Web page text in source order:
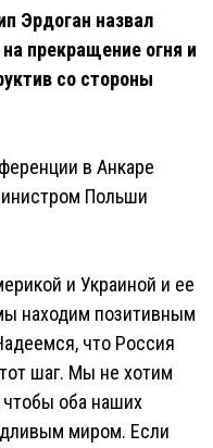
Эрдоган назвал
прекращение огня и
со стороны
в Анкаре
Польши
и Украиной и ее
находим позитивным
что Россия
шаг. Мы не хотим
оба наших
миром. Если